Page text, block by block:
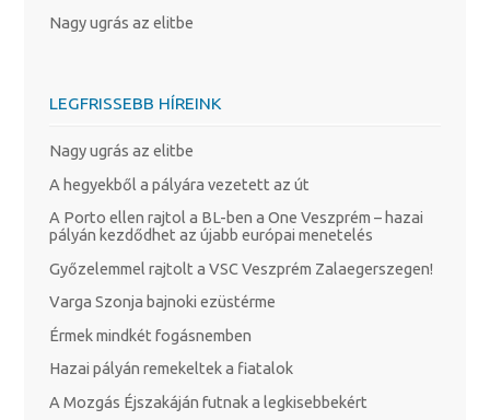
Nagy ugrás az elitbe
LEGFRISSEBB HÍREINK
Nagy ugrás az elitbe
A hegyekből a pályára vezetett az út
A Porto ellen rajtol a BL-ben a One Veszprém – hazai
pályán kezdődhet az újabb európai menetelés
Győzelemmel rajtolt a VSC Veszprém Zalaegerszegen!
Varga Szonja bajnoki ezüstérme
Érmek mindkét fogásnemben
Hazai pályán remekeltek a fiatalok
A Mozgás Éjszakáján futnak a legkisebbekért